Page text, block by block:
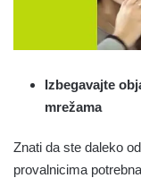
Izbegavajte
mrežama
Znati da ste daleko
provalnicima